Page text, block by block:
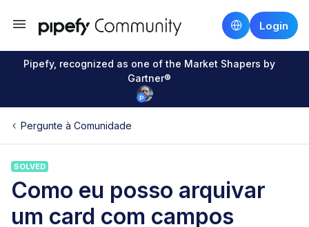
Login
Pipefy, recognized as one of the Market Shapers by
Gartner®
Pergunte à Comunidade
SOLVED
Como eu posso arquivar
um card com campos